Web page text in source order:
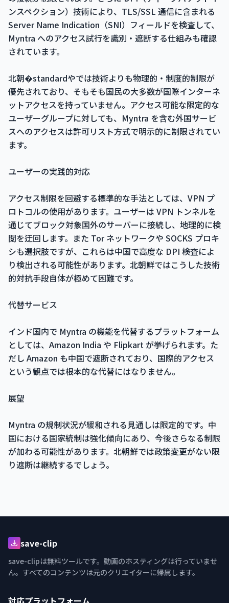
ンスペクション）技術により、TLS/SSL 通信に含まれる
Server Name Indication（SNI）フィールドを検査して、
Myntra へのアクセス試行を識別・遮断する仕組みも確認
されています。
北朝�standardやでは技術よりも物理的・制度的制限が
優先されており、そもそも国民の大多数が国際インターネ
ットアクセスを持っていません。アクセス可能な限定的な
ユーザーグループに対しても、Myntra を含む外国サービ
スへのアクセスは許可リスト方式で明示的に制限されてい
ます。
ユーザーの実践的対応
アクセス制限を回避する標準的な手法としては、VPN プ
ロトコルの使用があります。ユーザーは VPN トンネルを
通じてブロック対象国外のサーバーに接続し、地理的に検
閲を迂回します。また Tor ネットワークや SOCKS プロキ
シも選択肢ですが、これらは中国で高度な DPI 検査によ
り検出される可能性があります。北朝鮮ではこうした技術
的対抗手段自体が極めて困難です。
代替サービス
インド国内で Myntra の機能を代替するプラットフォーム
としては、Amazon India や Flipkart が挙げられます。た
だし Amazon も中国で遮断されており、国際的アクセス
という観点では根本的な代替にはなりません。
展望
Myntra の規制状況が緩和される見通しは限定的です。中
国における国家統制は強化傾向にあり、今後さらなる制限
が加わる可能性があります。北朝鮮では政策変更がない限
り遮断は継続するでしょう。
save-clip
save-clipは無料ツールです。動画のホスティングは行っていませ
ん。すべてのコンテンツは元のクリエイターに帰属します。
対応プラットフォーム